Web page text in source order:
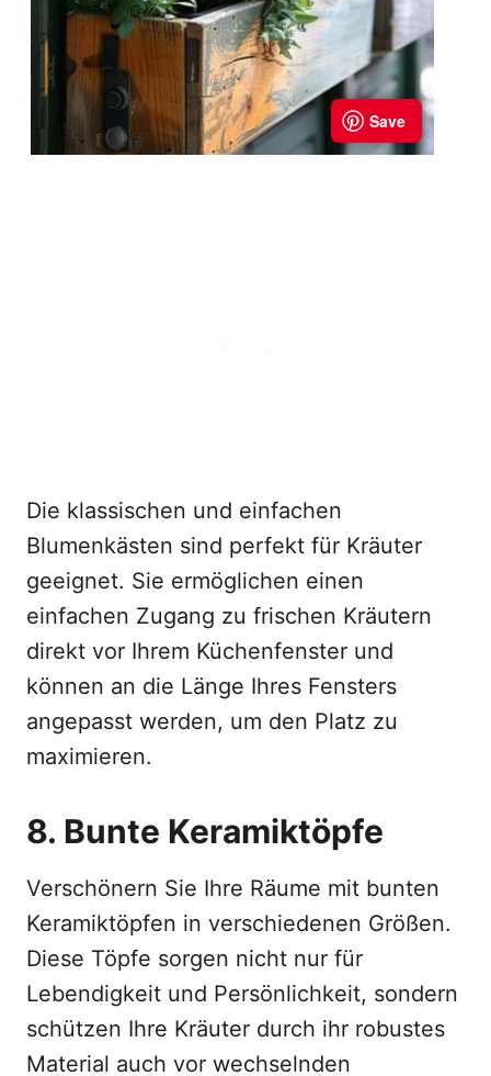
Die klassischen und einfachen
Blumenkästen sind perfekt für Kräuter
geeignet. Sie ermöglichen einen
einfachen Zugang zu frischen Kräutern
direkt vor Ihrem Küchenfenster und
können an die Länge Ihres Fensters
angepasst werden, um den Platz zu
maximieren.
8. Bunte Keramiktöpfe
Verschönern Sie Ihre Räume mit bunten
Keramiktöpfen in verschiedenen Größen.
Diese Töpfe sorgen nicht nur für
Lebendigkeit und Persönlichkeit, sondern
schützen Ihre Kräuter durch ihr robustes
Material auch vor wechselnden